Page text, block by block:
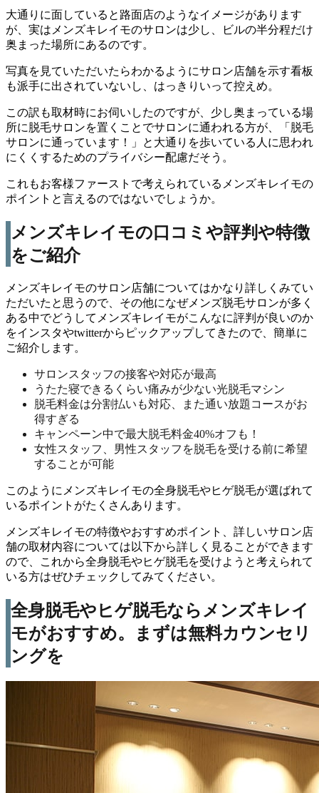
大通りに面していると路面店のようなイメージがあります
が、実はメンズキレイモのサロンは少し、ビルの半分程だけ
奥まった場所にあるのです。
写真を見ていただいたらわかるようにサロン店舗を示す看板
も派手に出されていないし、はっきりいって控えめ。
この訳も取材時にお伺いしたのですが、少し奥まっている場
所に脱毛サロンを置くことでサロンに通われる方が、「脱毛
サロンに通っています！」と大通りを歩いている人に思われ
にくくするためのプライバシー配慮だそう。
これもお客様ファーストで考えられているメンズキレイモの
ポイントと言えるのではないでしょうか。
メンズキレイモの口コミや評判や特徴
をご紹介
メンズキレイモのサロン店舗についてはかなり詳しくみてい
ただいたと思うので、その他になぜメンズ脱毛サロンが多く
ある中でどうしてメンズキレイモがこんなに評判が良いのか
をインスタやtwitterからピックアップしてきたので、簡単に
ご紹介します。
サロンスタッフの接客や対応が最高
うたた寝できるくらい痛みが少ない光脱毛マシン
脱毛料金は分割払いも対応、また通い放題コースがお
得すぎる
キャンペーン中で最大脱毛料金40%オフも！
女性スタッフ、男性スタッフを脱毛を受ける前に希望
することが可能
このようにメンズキレイモの全身脱毛やヒゲ脱毛が選ばれて
いるポイントがたくさんあります。
メンズキレイモの特徴やおすすめポイント、詳しいサロン店
舗の取材内容については以下から詳しく見ることができます
ので、これから全身脱毛やヒゲ脱毛を受けようと考えられて
いる方はぜひチェックしてみてください。
全身脱毛やヒゲ脱毛ならメンズキレイ
モがおすすめ。まずは無料カウンセリ
ングを